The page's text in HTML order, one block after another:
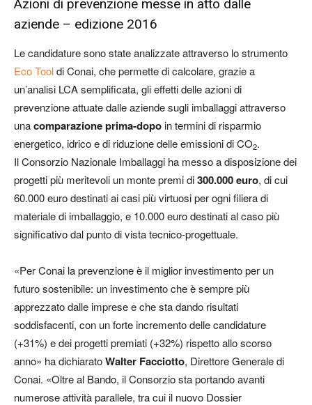
Azioni di prevenzione messe in atto dalle
aziende – edizione 2016
Le candidature sono state analizzate attraverso lo strumento
Eco Tooldi Conai, che permette di calcolare, grazie a
un’analisi LCA semplificata, gli effetti delle azioni di
prevenzione attuate dalle aziende sugli imballaggi attraverso
unacomparazione prima-dopoin termini di risparmio
energetico, idrico e di riduzione delle emissioni di CO2.
Il Consorzio Nazionale Imballaggi ha messo a disposizione dei
progetti più meritevoli un monte premi di300.000 euro, di cui
60.000 euro destinati ai casi più virtuosi per ogni filiera di
materiale di imballaggio, e 10.000 euro destinati al caso più
significativo dal punto di vista tecnico-progettuale.
«Per Conai la prevenzione è il miglior investimento per un
futuro sostenibile: un investimento che è sempre più
apprezzato dalle imprese e che sta dando risultati
soddisfacenti, con un forte incremento delle candidature
(+31%) e dei progetti premiati (+32%) rispetto allo scorso
anno» ha dichiaratoWalter Facciotto, Direttore Generale di
Conai. «Oltre al Bando, il Consorzio sta portando avanti
numerose attività parallele, tra cui il nuovo Dossier